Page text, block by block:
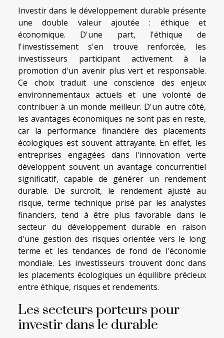
Investir dans le développement durable présente
une double valeur ajoutée : éthique et
économique. D'une part, l'éthique de
l'investissement s'en trouve renforcée, les
investisseurs participant activement à la
promotion d'un avenir plus vert et responsable.
Ce choix traduit une conscience des enjeux
environnementaux actuels et une volonté de
contribuer à un monde meilleur. D'un autre côté,
les avantages économiques ne sont pas en reste,
car la performance financière des placements
écologiques est souvent attrayante. En effet, les
entreprises engagées dans l'innovation verte
développent souvent un avantage concurrentiel
significatif, capable de générer un rendement
durable. De surcroît, le rendement ajusté au
risque, terme technique prisé par les analystes
financiers, tend à être plus favorable dans le
secteur du développement durable en raison
d'une gestion des risques orientée vers le long
terme et les tendances de fond de l'économie
mondiale. Les investisseurs trouvent donc dans
les placements écologiques un équilibre précieux
entre éthique, risques et rendements.
Les secteurs porteurs pour
investir dans le durable